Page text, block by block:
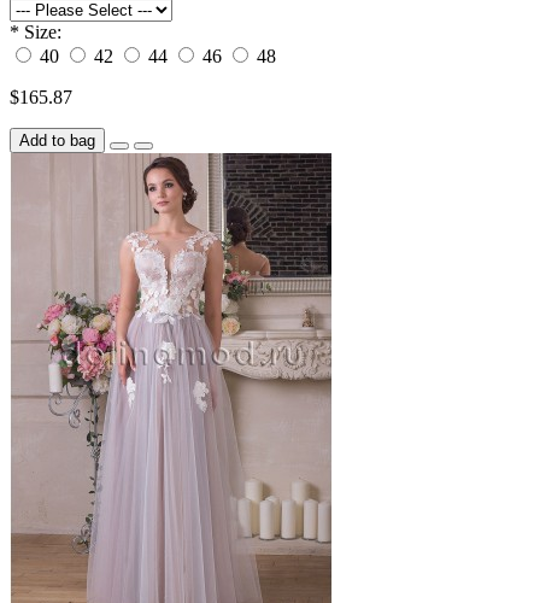
* Size:
40
42 44 46
48
$165.87
Add to bag